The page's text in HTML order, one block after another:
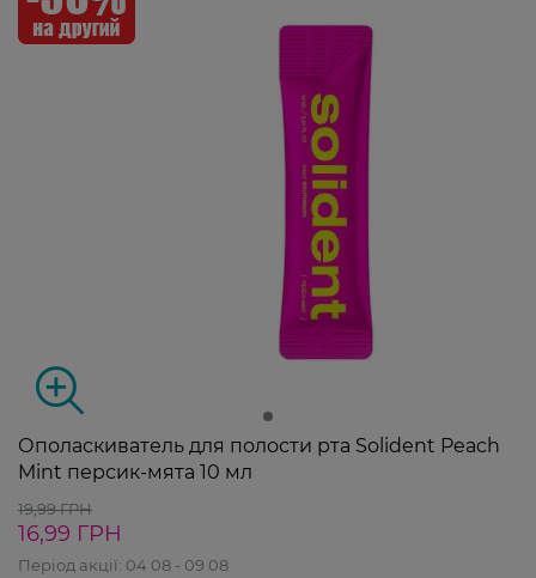
Ополаскиватель для полости рта Solident Peach
Mint персик-мята 10 мл
19,99 ГРН
16,99 ГРН
Період акції: 04 08 - 09 08